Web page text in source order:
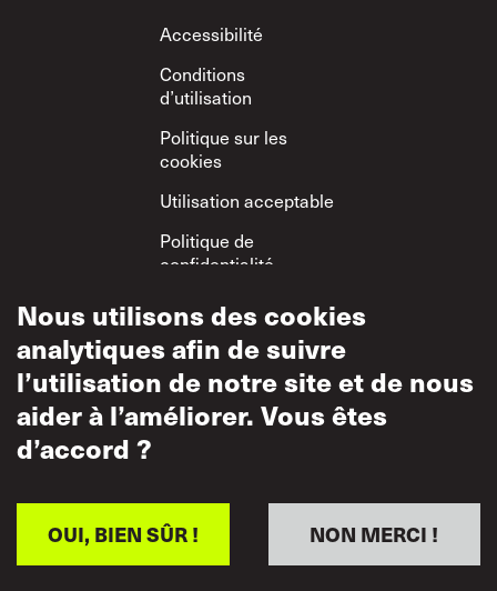
Footer
Accessibilité
Conditions
d’utilisation
Politique sur les
cookies
Utilisation acceptable
Politique de
confidentialité
Politique sur le
respect mutuel
Nous utilisons des cookies
analytiques afin de suivre
l’utilisation de notre site et de nous
aider à l’améliorer. Vous êtes
d’accord ?
NON MERCI !
OUI, BIEN SÛR !